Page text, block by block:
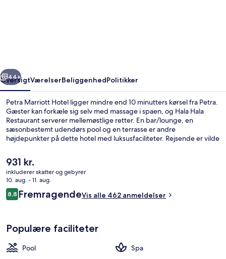
Næste
44+
OversigtVærelserBeliggenhedPolitikker
Petra Marriott Hotel ligger mindre end 10 minutters kørsel fra Petra.
Gæster kan forkæle sig selv med massage i spaen, og Hala Hala
Restaurant serverer mellemøstlige retter. En bar/lounge, en
sæsonbestemt udendørs pool og en terrasse er andre
højdepunkter på dette hotel med luksusfaciliteter. Rejsende er vilde
Den
nuværende
pris
er
931 kr.
931 kr.
inkluderer skatter og gebyrer
10. aug. - 11. aug.
Anmeldelser
8,88,8 ud af 10.
FremragendeVis alle 462 anmeldelser
Populære faciliteter
Pool
Spa